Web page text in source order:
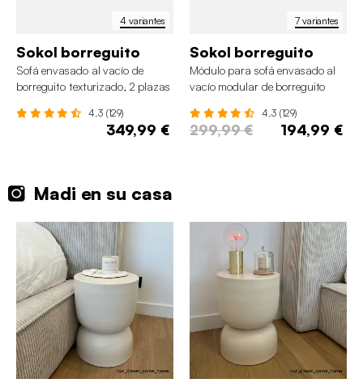
4 variantes
Sokol borreguito
Sofá envasado al vacío de
borreguito texturizado, 2 plazas
4.3 (129)
349,99 €
7 variantes
Sokol borreguito
Módulo para sofá envasado al
vacío modular de borreguito
4.3 (129)
299,99 € 194,99 €
Madi en su casa